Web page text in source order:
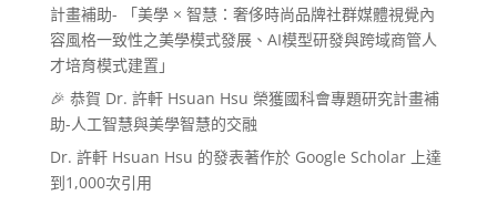
計畫補助- 「美學 × 智慧：奢侈時尚品牌社群媒體視覺內
容風格一致性之美學模式發展、AI模型研發與跨域商管人
才培育模式建置」
🎉 恭賀 Dr. 許軒 Hsuan Hsu 榮獲國科會專題研究計畫補
助-人工智慧與美學智慧的交融
Dr. 許軒 Hsuan Hsu 的發表著作於 Google Scholar 上達
到1,000次引用